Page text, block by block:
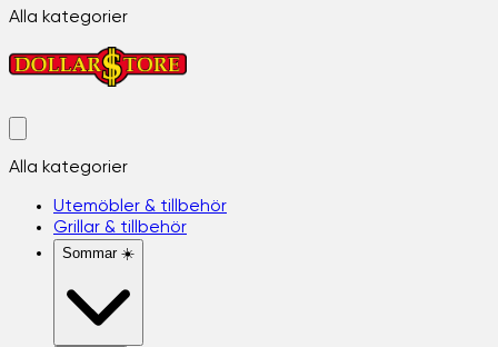
Alla kategorier
Alla kategorier
Utemöbler & tillbehör
Grillar & tillbehör
Sommar ☀️